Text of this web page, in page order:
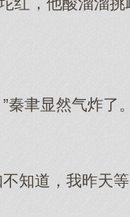
聿显然气炸了。
知道，我昨天